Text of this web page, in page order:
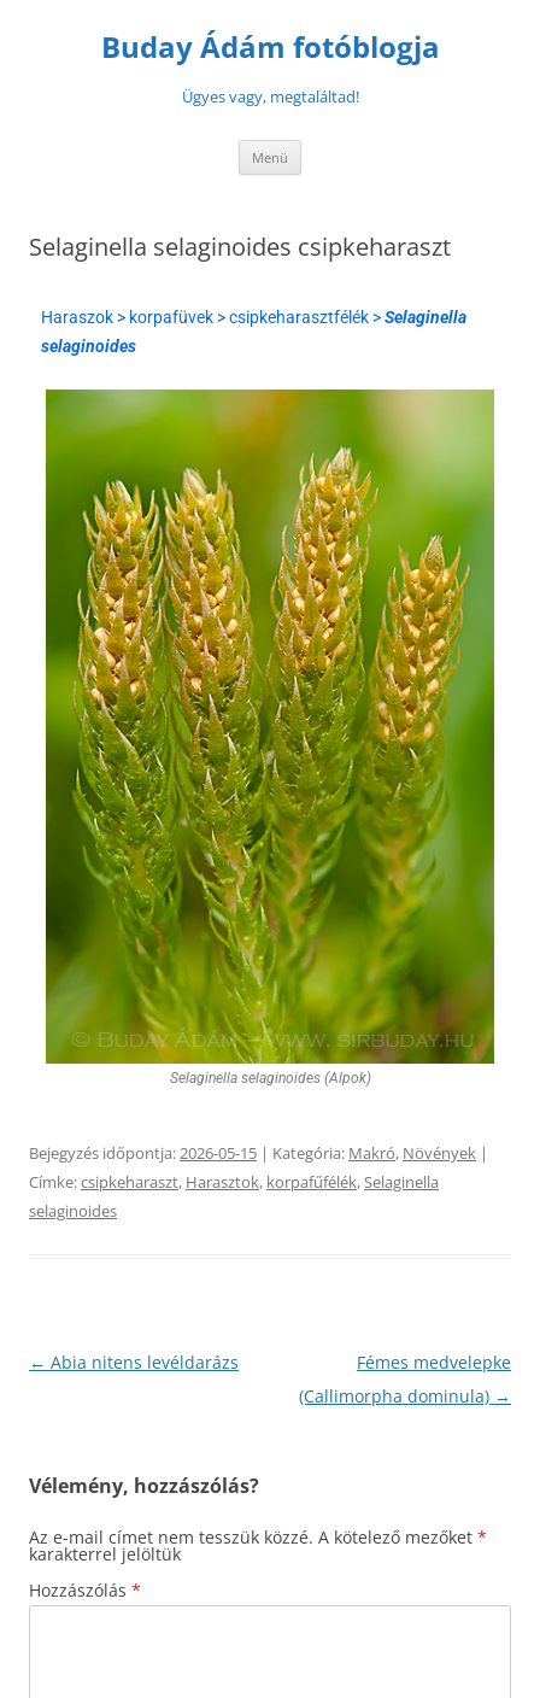
Buday Ádám fotóblogja
Ügyes vagy, megtaláltad!
Menü
Selaginella selaginoides csipkeharaszt
Haraszok > korpafüvek > csipkeharasztfélék >Selaginella
selaginoides
Selaginella selaginoides (Alpok)
Bejegyzés időpontja:2026-05-15 | Kategória: Makró, Növények |
Címke:csipkeharaszt, Harasztok, korpafűfélék,Selaginella
selaginoides
Bejegyzés
← Abia nitens levéldarázs
Fémes medvelepke
(Callimorpha dominula) →
Vélemény, hozzászólás?
Az e-mail címet nem tesszük közzé. A kötelező mezőket *
karakterrel jelöltük
Hozzászólás *